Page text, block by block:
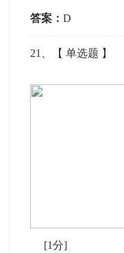
答案：D
21 、【单选题 】
[1分]